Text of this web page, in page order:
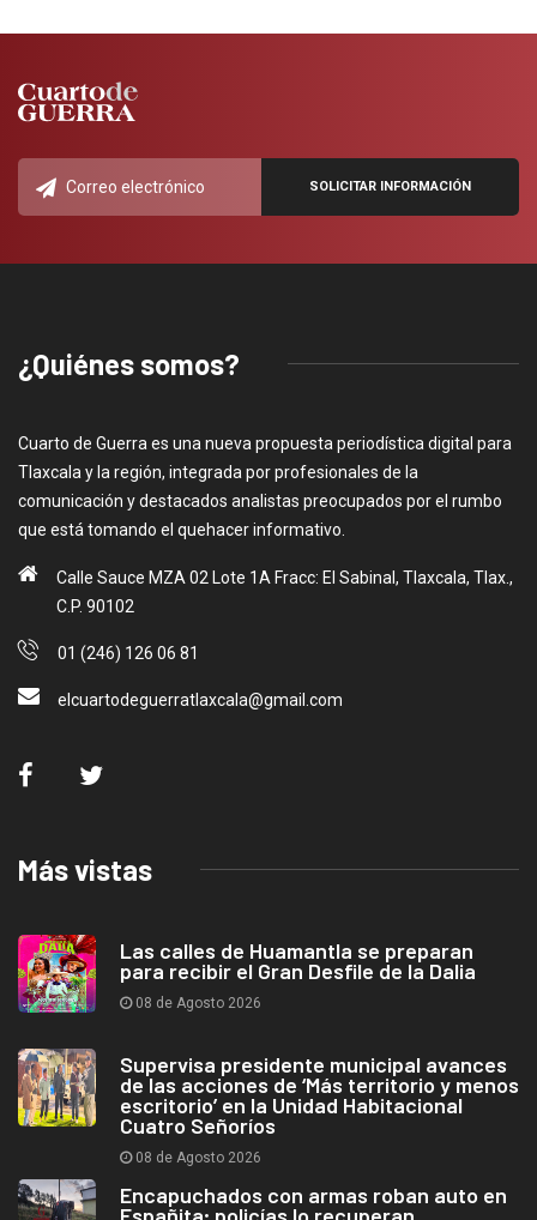
¿Quiénes somos?
Cuarto de Guerra es una nueva propuesta periodística digital para
Tlaxcala y la región, integrada por profesionales de la
comunicación y destacados analistas preocupados por el rumbo
que está tomando el quehacer informativo.
Calle Sauce MZA 02 Lote 1A Fracc: El Sabinal, Tlaxcala, Tlax.,
C.P. 90102
01 (246) 126 06 81
elcuartodeguerratlaxcala@gmail.com
Más vistas
Las calles de Huamantla se preparan
para recibir el Gran Desfile de la Dalia
08 de Agosto 2026
Supervisa presidente municipal avances
de las acciones de ‘Más territorio y menos
escritorio’ en la Unidad Habitacional
Cuatro Señoríos
08 de Agosto 2026
Encapuchados con armas roban auto en